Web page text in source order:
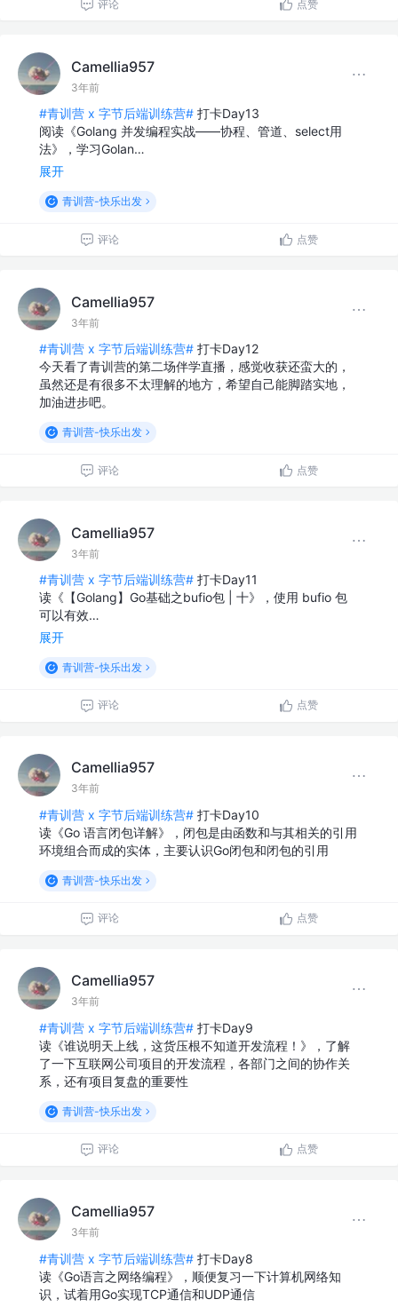
评论 点赞
Camellia957
3年前
#青训营 x 字节后端训练营# 打卡Day13
阅读《Golang 并发编程实战——协程、管道、select用
法》，学习Golan…
展开
青训营-快乐出发
评论 点赞
Camellia957
3年前
#青训营 x 字节后端训练营# 打卡Day12
今天看了青训营的第二场伴学直播，感觉收获还蛮大的，
虽然还是有很多不太理解的地方，希望自己能脚踏实地，
加油进步吧。
青训营-快乐出发
评论 点赞
Camellia957
3年前
#青训营 x 字节后端训练营# 打卡Day11
读《【Golang】Go基础之bufio包 | 十》，使用 bufio 包
可以有效…
展开
青训营-快乐出发
评论 点赞
Camellia957
3年前
#青训营 x 字节后端训练营# 打卡Day10
读《Go 语言闭包详解》，闭包是由函数和与其相关的引用
环境组合而成的实体，主要认识Go闭包和闭包的引用
青训营-快乐出发
评论 点赞
Camellia957
3年前
#青训营 x 字节后端训练营# 打卡Day9
读《谁说明天上线，这货压根不知道开发流程！》，了解
了一下互联网公司项目的开发流程，各部门之间的协作关
系，还有项目复盘的重要性
青训营-快乐出发
评论 点赞
Camellia957
3年前
#青训营 x 字节后端训练营# 打卡Day8
读《Go语言之网络编程》，顺便复习一下计算机网络知
识，试着用Go实现TCP通信和UDP通信